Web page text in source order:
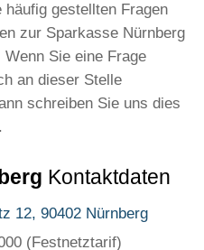
gestellten Fragen
zur Sparkasse Nürnberg
Sie eine Frage
an dieser Stelle
schreiben Sie uns dies
.
Kontaktdaten
12, 90402 Nürnberg
(Festnetztarif)